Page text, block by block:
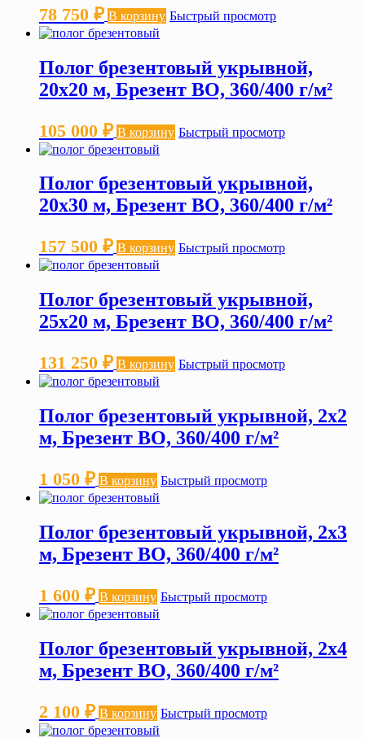
78 750 ₽ В корзину Быстрый просмотр
Полог брезентовый укрывной,
20х20 м, Брезент ВО, 360/400 г/м²
105 000 ₽ В корзину Быстрый просмотр
Полог брезентовый укрывной,
20х30 м, Брезент ВО, 360/400 г/м²
157 500 ₽ В корзину Быстрый просмотр
Полог брезентовый укрывной,
25х20 м, Брезент ВО, 360/400 г/м²
131 250 ₽ В корзину Быстрый просмотр
Полог брезентовый укрывной, 2х2
м, Брезент ВО, 360/400 г/м²
1 050 ₽ В корзину Быстрый просмотр
Полог брезентовый укрывной, 2х3
м, Брезент ВО, 360/400 г/м²
1 600 ₽ В корзину Быстрый просмотр
Полог брезентовый укрывной, 2х4
м, Брезент ВО, 360/400 г/м²
2 100 ₽ В корзину Быстрый просмотр